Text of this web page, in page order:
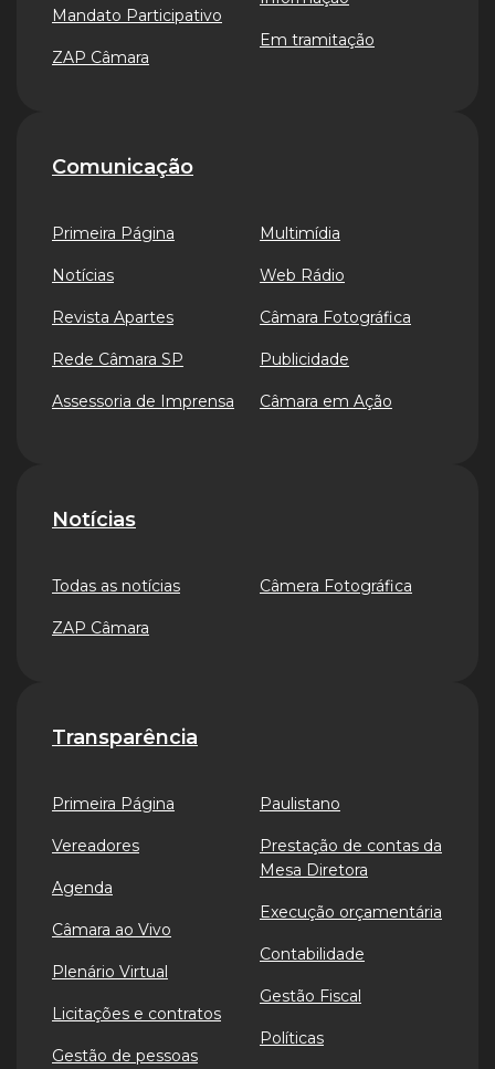
Mandato Participativo
ZAP Câmara
Em tramitação
Comunicação
Primeira Página
Notícias
Revista Apartes
Rede Câmara SP
Assessoria de Imprensa
Multimídia
Web Rádio
Câmara Fotográfica
Publicidade
Câmara em Ação
Notícias
Todas as notícias
ZAP Câmara
Câmera Fotográfica
Transparência
Primeira Página
Vereadores
Agenda
Câmara ao Vivo
Plenário Virtual
Licitações e contratos
Gestão de pessoas
Paulistano
Prestação de contas da
Mesa Diretora
Execução orçamentária
Contabilidade
Gestão Fiscal
Políticas